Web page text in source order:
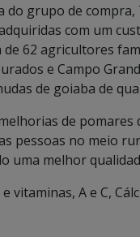
do grupo de
com um
de 62 agricultores
e Campo
de goiaba de
de
pessoas no meio
uma melhor
vitaminas, A e C,